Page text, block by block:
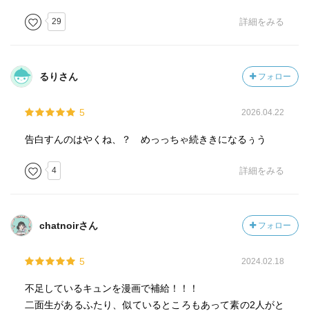
29 詳細をみる
るりさん フォロー
5 2026.04.22
告白すんのはやくね、？ めっっちゃ続ききになるぅう
4 詳細をみる
chatnoirさん フォロー
5 2024.02.18
不足しているキュンを漫画で補給！！！
二面生があるふたり、似ているところもあって素の2人がと